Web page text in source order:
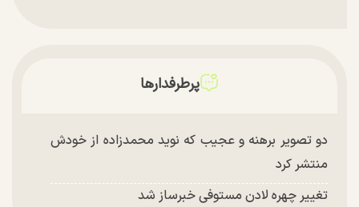
پرطرفدارها
دو تصویر برهنه و عجیب که نوید محمدزاده از خودش
منتشر کرد
تغییر چهره لادن مستوفی خبرساز شد